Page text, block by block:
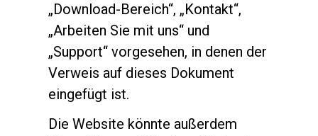
„Download-Bereich“, „Kontakt“,
„Arbeiten Sie mit uns“ und
„Support“ vorgesehen, in denen der
Verweis auf dieses Dokument
eingefügt ist.
Die Website könnte außerdem
Kontaktieren Sie uns